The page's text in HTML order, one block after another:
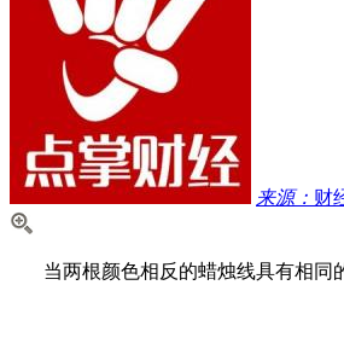
来源： 财
当两根颜色相反的蜡烛线具有相同